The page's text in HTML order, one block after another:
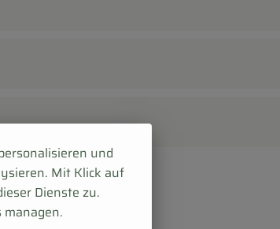
und
Mit Klick auf
Dienste zu.